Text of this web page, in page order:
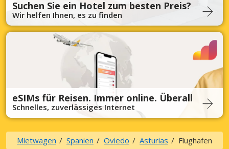
Suchen Sie ein Hotel zum besten Preis?
Wir helfen Ihnen, es zu finden
eSIMs für Reisen. Immer online. Überall
Schnelles, zuverlässiges Internet
Mietwagen Spanien Oviedo Asturias Flughafen